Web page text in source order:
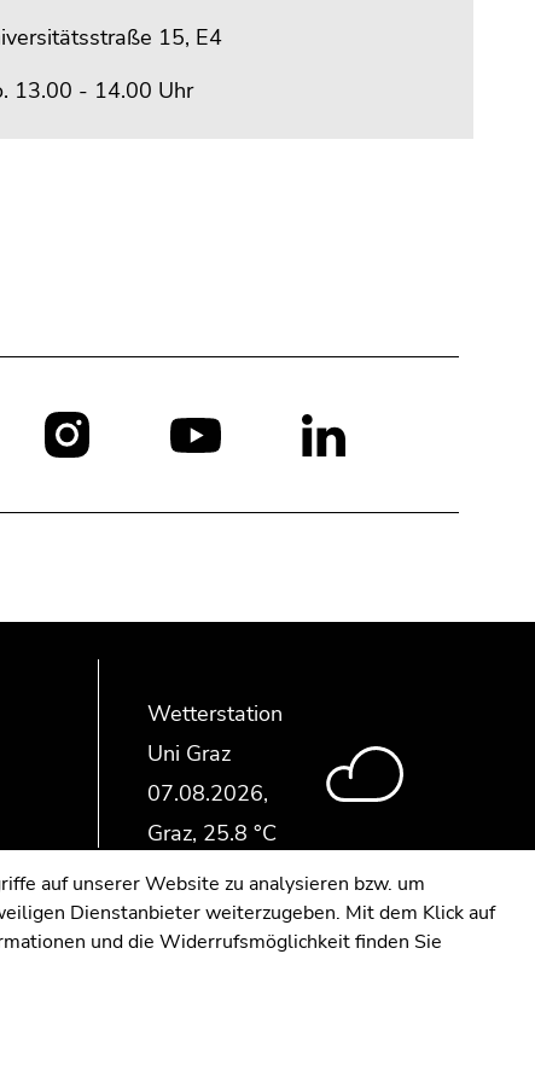
15, E4
13.00 - 14.00 Uhr
Social
Wetterstation
Uni Graz
auf unserer Website zu analysieren bzw. um
Dienstanbieter weiterzugeben. Mit dem Klick auf
und die Widerrufsmöglichkeit finden Sie